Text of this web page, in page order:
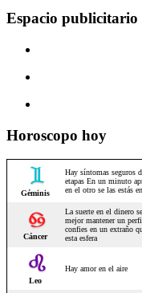
Espacio publicitario
Horoscopo hoy